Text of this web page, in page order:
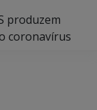
produzem
coronavírus